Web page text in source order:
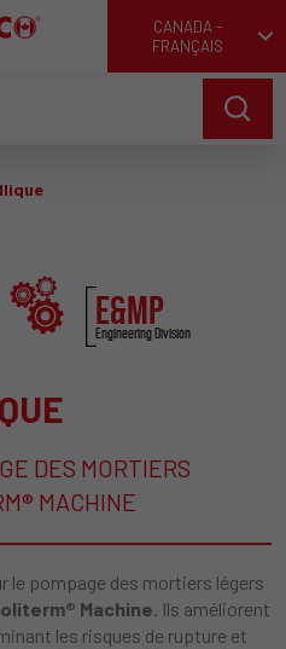
CANADA -
FRANÇAIS
E&MP
Engineering Division
DES MORTIERS
MACHINE
le pompage des mortiers légers
Machine. Ils améliorent
les risques de rupture et